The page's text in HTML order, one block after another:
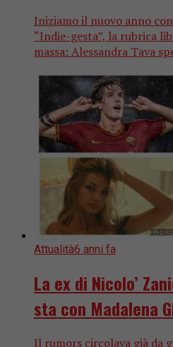
Iniziamo il nuovo anno
“Indie-gesta”, la rubrica
massa: Alessandra Tava
Attualità6 anni fa
La ex di Nicolo’
sta con Madalena
Il rumors circolava già da